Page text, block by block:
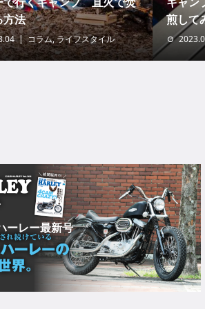
方法
コラム,ライフスタイル
煎し
ーレー最新号